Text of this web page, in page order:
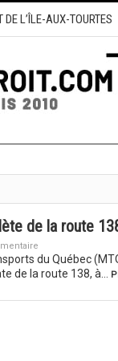
DE L’ÎLE-AUX-TOURTES
de la route
du Québec
de la route 138, à…